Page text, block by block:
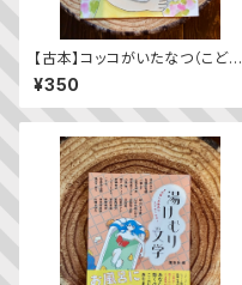
【古本】コッコがいたなつ（こども
のとも2023年9月号）
¥350